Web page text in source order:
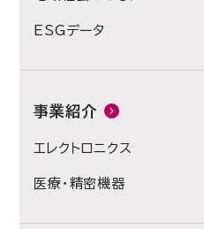
ESGデータ
事業紹介
エレクトロニクス
医療・精密機器